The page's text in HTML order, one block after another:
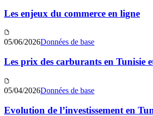
Les enjeux du commerce en ligne
05/06/2026Données de base
Les prix des carburants en Tunisie
05/04/2026Données de base
Evolution de l’investissement en